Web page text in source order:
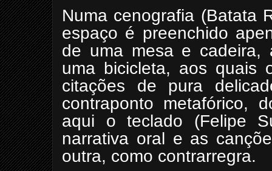
Numa cenografia (Batata
espaço é preenchido
de uma mesa e cadeira,
uma bicicleta, aos quais
citações de pura
contraponto metafórico,
aqui o teclado (Felipe
narrativa oral e as
outra, como contrarregra.